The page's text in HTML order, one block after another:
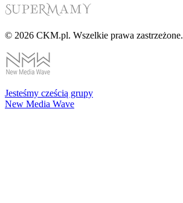
© 2026 CKM.pl. Wszelkie prawa zastrzeżone.
Jesteśmy cześcią grupy
New Media Wave